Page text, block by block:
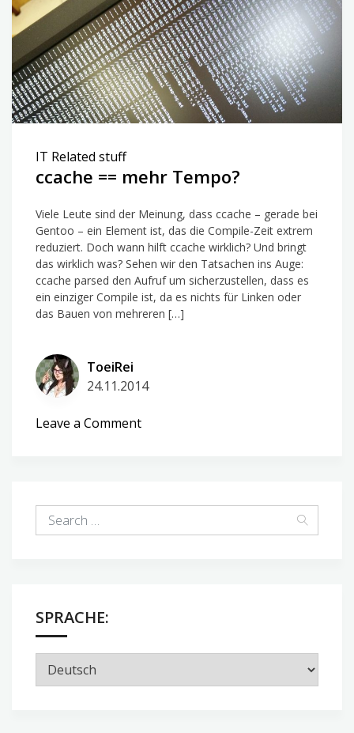
IT Related stuff
ccache == mehr Tempo?
Viele Leute sind der Meinung, dass ccache – gerade bei
Gentoo – ein Element ist, das die Compile-Zeit extrem
reduziert. Doch wann hilft ccache wirklich? Und bringt
das wirklich was? Sehen wir den Tatsachen ins Auge:
ccache parsed den Aufruf um sicherzustellen, dass es
ein einziger Compile ist, da es nichts für Linken oder
das Bauen von mehreren […]
ToeiRei
24.11.2014
Leave a Commenton
SPRACHE: